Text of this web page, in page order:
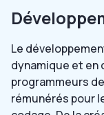
Le
dynamique et
programmeurs
rémunérés pour